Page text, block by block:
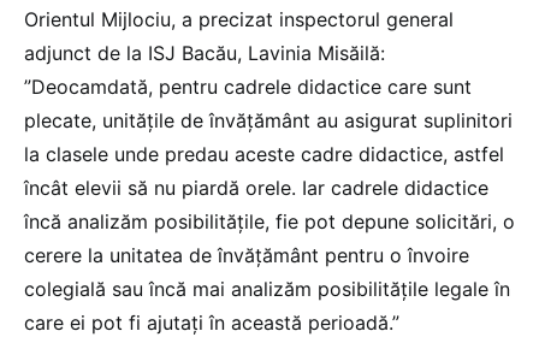
Orientul Mijlociu, a precizat inspectorul general
adjunct de la ISJ Bacău, Lavinia Misăilă:
”Deocamdată, pentru cadrele didactice care sunt
plecate, unitățile de învățământ au asigurat suplinitori
la clasele unde predau aceste cadre didactice, astfel
încât elevii să nu piardă orele. Iar cadrele didactice
încă analizăm posibilitățile, fie pot depune solicitări, o
cerere la unitatea de învățământ pentru o învoire
colegială sau încă mai analizăm posibilitățile legale în
care ei pot fi ajutați în această perioadă.”